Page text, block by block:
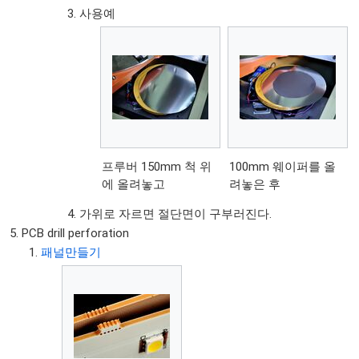
사용예
프루버 150mm 척 위
에 올려놓고
100mm 웨이퍼를 올
려놓은 후
가위로 자르면 절단면이 구부러진다.
PCB drill perforation
패널만들기